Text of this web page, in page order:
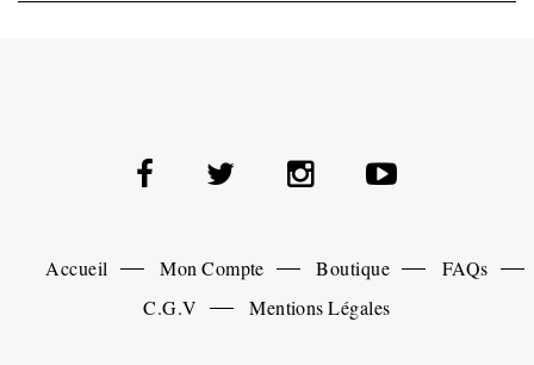
Accueil Mon Compte Boutique
FAQs
C.G.V
Mentions Légales